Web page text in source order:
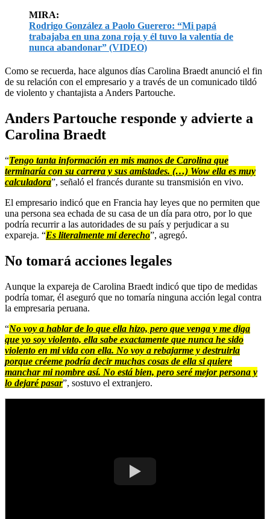
MIRA:
Rodrigo González a Paolo Guerero: “Mi papá
trabajaba en una zona roja y él tuvo la valentía de
nunca abandonar” (VIDEO)
Como se recuerda, hace algunos días Carolina Braedt anunció el fin
de su relación con el empresario y a través de un comunicado tildó
de violento y chantajista a Anders Partouche.
Anders Partouche responde y advierte a
Carolina Braedt
“Tengo tanta información en mis manos de Carolina que
terminaría con su carrera y sus amistades. (…) Wow ella es muy
calculadora”, señaló el francés durante su transmisión en vivo.
El empresario indicó que en Francia hay leyes que no permiten que
una persona sea echada de su casa de un día para otro, por lo que
podría recurrir a las autoridades de su país y perjudicar a su
expareja. “Es literalmente mi derecho”, agregó.
No tomará acciones legales
Aunque la expareja de Carolina Braedt indicó que tipo de medidas
podría tomar, él aseguró que no tomaría ninguna acción legal contra
la empresaria peruana.
“No voy a hablar de lo que ella hizo, pero que venga y me diga
que yo soy violento, ella sabe exactamente que nunca he sido
violento en mi vida con ella. No voy a rebajarme y destruirla
porque créeme podría decir muchas cosas de ella si quiere
manchar mi nombre así. No está bien, pero seré mejor persona y
lo dejaré pasar”, sostuvo el extranjero.